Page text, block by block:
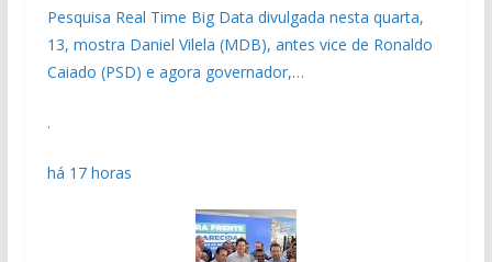
Pesquisa Real Time Big Data divulgada nesta quarta,
13, mostra Daniel Vilela (MDB), antes vice de Ronaldo
Caiado (PSD) e agora governador,…
.
há 17 horas